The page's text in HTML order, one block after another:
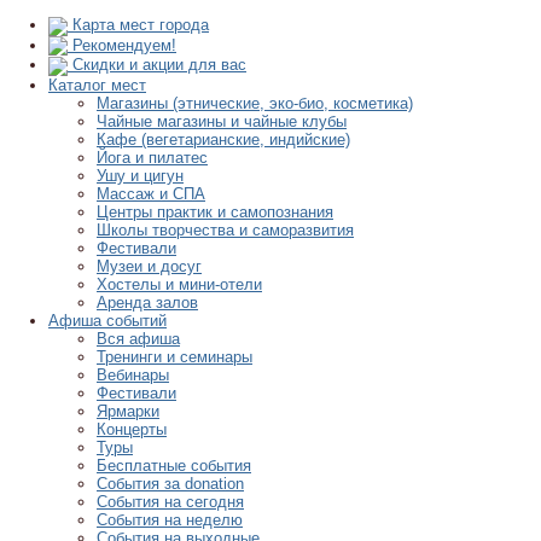
Карта мест города
Рекомендуем!
Скидки и акции для вас
Каталог мест
Магазины (этнические, эко-био, косметика)
Чайные магазины и чайные клубы
Кафе (вегетарианские, индийские)
Йога и пилатес
Ушу и цигун
Массаж и СПА
Центры практик и самопознания
Школы творчества и саморазвития
Фестивали
Музеи и досуг
Хостелы и мини-отели
Аренда залов
Афиша событий
Вся афиша
Тренинги и семинары
Вебинары
Фестивали
Ярмарки
Концерты
Туры
Бесплатные события
События за donation
События на сегодня
События на неделю